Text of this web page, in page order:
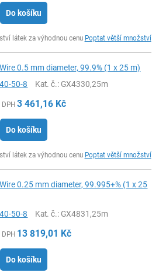
Do košíku
látek za výhodnou cenu Poptat větší množství
0.5 mm diameter, 99.9% (1 x 25 m)
50-8 Kat. č.: GX4330,25m
3 461,16 Kč
Do košíku
látek za výhodnou cenu Poptat větší množství
0.25 mm diameter, 99.995+% (1 x 25
50-8 Kat. č.: GX4831,25m
13 819,01 Kč
Do košíku